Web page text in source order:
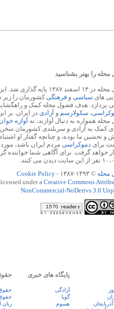
را بهتر بشناسید
فضول محله در ۱۳ اسفند ۱۳۸۷
های سیاسی و فرهنگیکشورمان را زیر
پردازد. هدف فضول محله کمک و
، سکولارسم و آزادی در ایران. بر
همواره به دنبال آوازند، نه آوازه خوان
کمک به آزادی و سربلندی کشورمان سخن
و تحسین ما بوده، و چنانچه گفتار او
برای دموکراسی مردم ایران باشد،
خواهد گرفت. برای آگاهی شما خواننده
محله © ۱۳۹۳-۱۳۸۷ -
Cookie Policy
under a Creative Commons
NonCommercial-NoDerivs 3.0
پایگاه های خبری
آزادگی
گویا
همبوم
زنان